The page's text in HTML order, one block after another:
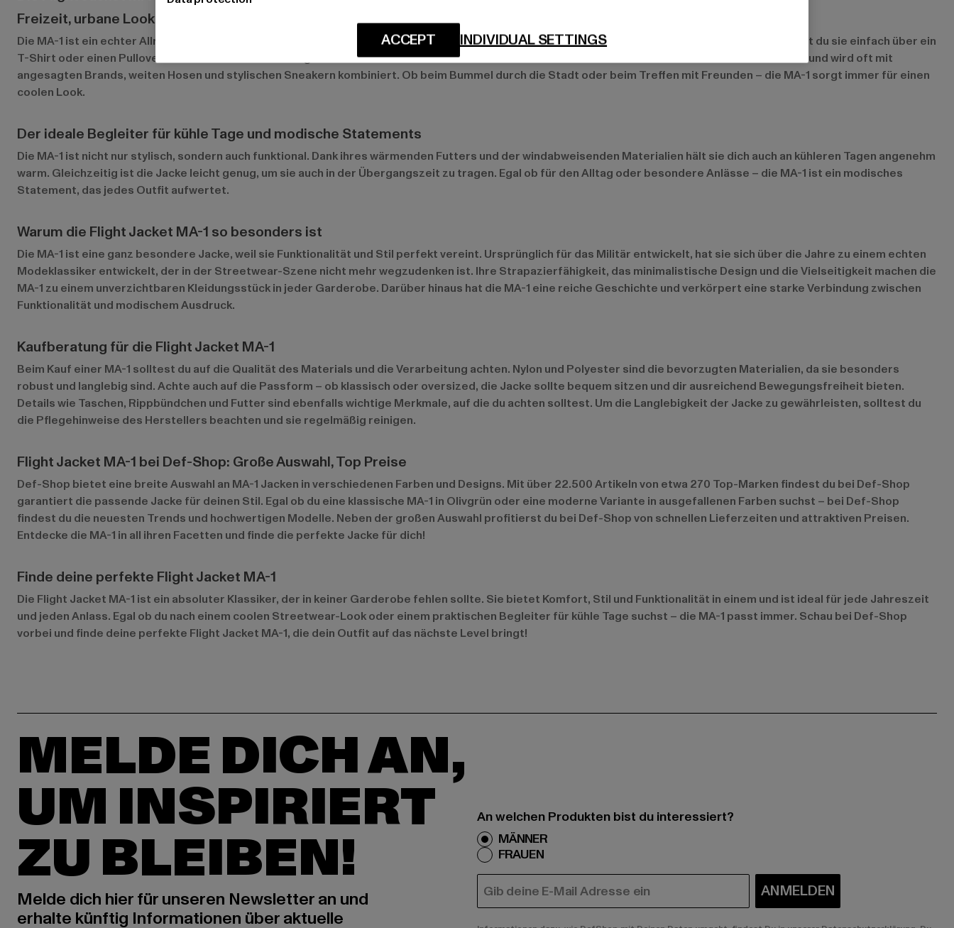
Freizeit, urbane Looks und coole Streetwear
Die MA-1 ist ein echter Allrounder und eignet sich perfekt für Freizeitaktivitäten, coole urbane Looks und stylische Streetwear. In der Freizeit kannst du sie einfach über ein
T-Shirt oder einen Pullover werfen und mit einer lässigen Jeans und Sneakers kombinieren. Auch in der Streetwear-Szene ist die MA-1 sehr beliebt und wird oft mit
angesagten Brands, weiten Hosen und stylischen Sneakern kombiniert. Ob beim Bummel durch die Stadt oder beim Treffen mit Freunden – die MA-1 sorgt immer für einen
coolen Look.
Der ideale Begleiter für kühle Tage und modische Statements
Die MA-1 ist nicht nur stylisch, sondern auch funktional. Dank ihres wärmenden Futters und der windabweisenden Materialien hält sie dich auch an kühleren Tagen angenehm
warm. Gleichzeitig ist die Jacke leicht genug, um sie auch in der Übergangszeit zu tragen. Egal ob für den Alltag oder besondere Anlässe – die MA-1 ist ein modisches
Statement, das jedes Outfit aufwertet.
Warum die Flight Jacket MA-1 so besonders ist
Die MA-1 ist eine ganz besondere Jacke, weil sie Funktionalität und Stil perfekt vereint. Ursprünglich für das Militär entwickelt, hat sie sich über die Jahre zu einem echten
Modeklassiker entwickelt, der in der Streetwear-Szene nicht mehr wegzudenken ist. Ihre Strapazierfähigkeit, das minimalistische Design und die Vielseitigkeit machen die
MA-1 zu einem unverzichtbaren Kleidungsstück in jeder Garderobe. Darüber hinaus hat die MA-1 eine reiche Geschichte und verkörpert eine starke Verbindung zwischen
Funktionalität und modischem Ausdruck.
Kaufberatung für die Flight Jacket MA-1
Beim Kauf einer MA-1 solltest du auf die Qualität des Materials und die Verarbeitung achten. Nylon und Polyester sind die bevorzugten Materialien, da sie besonders
robust und langlebig sind. Achte auch auf die Passform – ob klassisch oder oversized, die Jacke sollte bequem sitzen und dir ausreichend Bewegungsfreiheit bieten.
Details wie Taschen, Rippbündchen und Futter sind ebenfalls wichtige Merkmale, auf die du achten solltest. Um die Langlebigkeit der Jacke zu gewährleisten, solltest du
die Pflegehinweise des Herstellers beachten und sie regelmäßig reinigen.
Flight Jacket MA-1 bei Def-Shop: Große Auswahl, Top Preise
Def-Shop bietet eine breite Auswahl an MA-1 Jacken in verschiedenen Farben und Designs. Mit über 22.500 Artikeln von etwa 270 Top-Marken findest du bei Def-Shop
garantiert die passende Jacke für deinen Stil. Egal ob du eine klassische MA-1 in Olivgrün oder eine moderne Variante in ausgefallenen Farben suchst – bei Def-Shop
findest du die neuesten Trends und hochwertigen Modelle. Neben der großen Auswahl profitierst du bei Def-Shop von schnellen Lieferzeiten und attraktiven Preisen.
Entdecke die MA-1 in all ihren Facetten und finde die perfekte Jacke für dich!
Finde deine perfekte Flight Jacket MA-1
Die Flight Jacket MA-1 ist ein absoluter Klassiker, der in keiner Garderobe fehlen sollte. Sie bietet Komfort, Stil und Funktionalität in einem und ist ideal für jede Jahreszeit
und jeden Anlass. Egal ob du nach einem coolen Streetwear-Look oder einem praktischen Begleiter für kühle Tage suchst – die MA-1 passt immer. Schau bei Def-Shop
vorbei und finde deine perfekte Flight Jacket MA-1, die dein Outfit auf das nächste Level bringt!
MELDE DICH AN,
UM INSPIRIERT
ZU BLEIBEN!
Melde dich hier für unseren Newsletter an und
erhalte künftig Informationen über aktuelle
An welchen Produkten bist du interessiert?
MÄNNER
FRAUEN
E-MAIL ANMELDEN
INDIVIDUAL SETTINGS
ACCEPT